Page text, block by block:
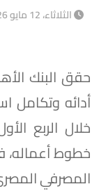
الثلاثاء، 12 مايو 2026 06:00 م
حقق البنك
خطوط أعماله،
المصرفي